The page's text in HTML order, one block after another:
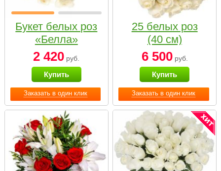
Заказать в один клик
Букет белых роз
«Белла»
2 420 руб.
Купить
Заказать в один клик
25 белых роз
(40 см)
6 500руб.
Купить